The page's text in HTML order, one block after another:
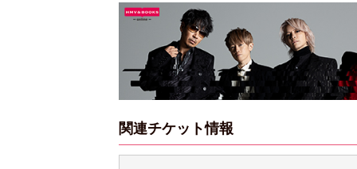
関連チケット情報